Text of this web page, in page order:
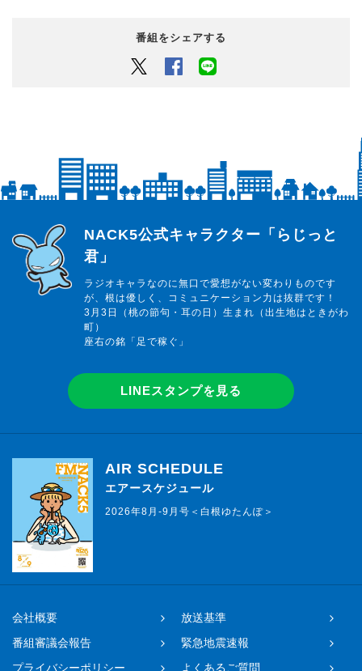
番組をシェアする
Twitter Facebook
らじっと君
NACK5公式キャラクター「らじっと
君」
ラジオキャラなのに無口で愛想がない変わりものです
が、根は優しく、コミュニケーション力は抜群です！
3月3日（桃の節句・耳の日）生まれ（出生地はときがわ
町）
座右の銘「足で稼ぐ」
LINEスタンプを見る
AIR SCHEDULE
エアースケジュール
2026年8月-9月号＜白根ゆたんぽ＞
会社概要
放送基準
番組審議会報告
緊急地震速報
プライバシーポリシー
よくあるご質問